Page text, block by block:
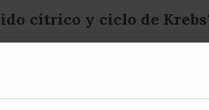
cítrico y ciclo de
prefiere "ciclo del ácido cítrico"
"ciclo de Krebs".
"ácido cítrico"?